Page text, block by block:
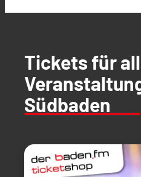
Tickets für
Südbaden